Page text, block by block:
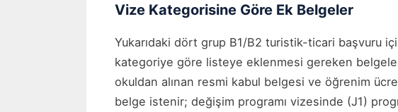
Vize Kategorisine Göre Ek Belgeler
Yukarıdaki dört grup B1/B2 turistik-ticari başvuru
kategoriye göre listeye eklenmesi gereken
okuldan alınan resmi kabul belgesi ve öğrenim
belge istenir; değişim programı vizesinde (J1)